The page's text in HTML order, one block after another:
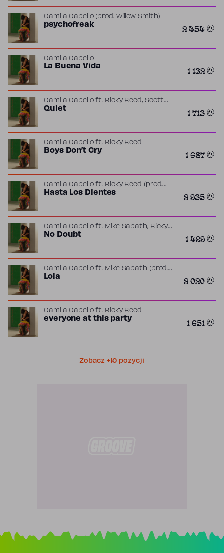
Camila Cabello(prod. Willow Smith)
psychofreak 2 454
Camila Cabello
La Buena Vida 1 132
Camila Cabelloft. Ricky Reed, Scott
Harris
Quiet 1 713
Camila Cabelloft. Ricky Reed
Boys Don’t Cry 1 687
Camila Cabelloft. Ricky Reed (prod.
Maria Becerra)
Hasta Los Dientes 2 935
Camila Cabelloft. Mike Sabath, Ricky
Reed
No Doubt 1 499
Camila Cabelloft. Mike Sabath (prod.
Yotuel
Lola 2 020
Camila Cabelloft. Ricky Reed
everyone at this party 1 651
Zobacz +10 pozycji